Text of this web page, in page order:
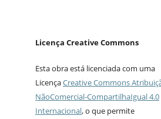
Licença Creative Commons
Esta obra está licenciada com uma
LicençaCreative Commons
NãoComercial-CompartilhaIgual 4.0
Internacional, o que permite